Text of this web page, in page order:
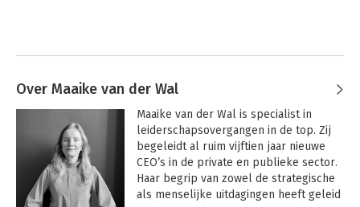
Over Maaike van der Wal
Maaike van der Wal is specialist in
leiderschapsovergangen in de top. Zij
begeleidt al ruim vijftien jaar nieuwe
CEO’s in de private en publieke sector.
Haar begrip van zowel de strategische
als menselijke uitdagingen heeft geleid